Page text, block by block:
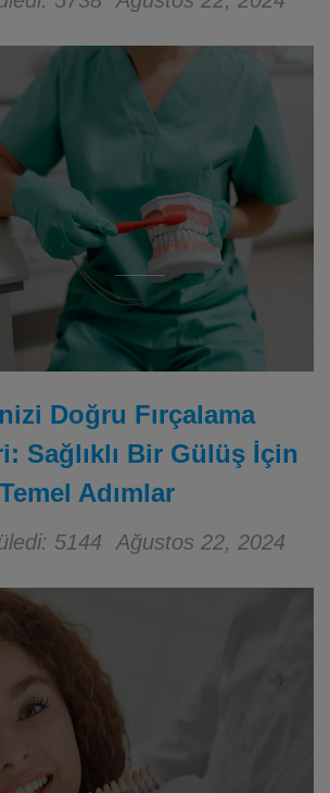
Doğru Fırçalama
Sağlıklı Bir Gülüş İçin
Temel Adımlar
5144 Ağustos 22, 2024